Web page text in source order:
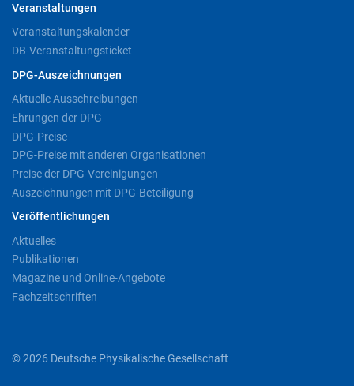
Veranstaltungen
Veranstaltungskalender
DB-Veranstaltungsticket
DPG-Auszeichnungen
Aktuelle Ausschreibungen
Ehrungen der DPG
DPG-Preise
DPG-Preise mit anderen Organisationen
Preise der DPG-Vereinigungen
Auszeichnungen mit DPG-Beteiligung
Veröffentlichungen
Aktuelles
Publikationen
Magazine und Online-Angebote
Fachzeitschriften
© 2026 Deutsche Physikalische Gesellschaft